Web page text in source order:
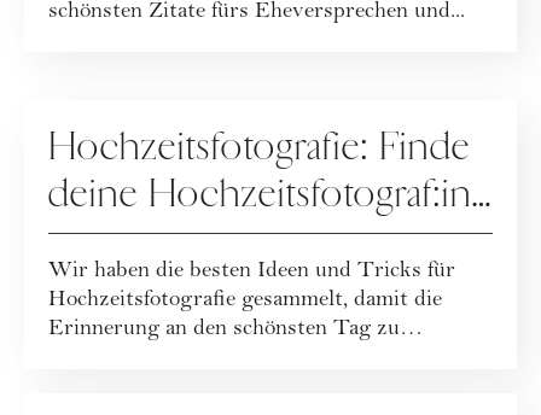
schönsten Zitate fürs Eheversprechen und...
Hochzeitsfotografie: Finde
deine Hochzeitsfotograf:in
& Tipps für perfekte Fotos
Wir haben die besten Ideen und Tricks für
Hochzeitsfotografie gesammelt, damit die
Erinnerung an den schönsten Tag zu